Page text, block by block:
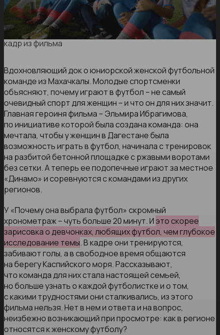
кадр из фильма
Вдохновляющий док о юниорской женской футбольной
команде из Махачкалы. Молодые спортсменки
объясняют, почему играют в футбол – не самый
очевидный спорт для женщин – и что он для них значит.
Главная героиня фильма – Эльмира Ибрагимова,
по инициативе которой была создана команда: она
мечтала, чтобы у женщин в Дагестане была
возможность играть в футбол, начинала с тренировок
на разбитой бетонной площадке с ржавыми воротами
без сетки. А теперь ее подопечные играют за местное
«Динамо» и соревнуются с командами из других
регионов.
У «Почему она выбрала футбол» скромный
хронометраж – чуть больше 20 минут. Иэто скорее
зарисовка о девчонках, любящих футбол, чем глубокое
исследование темы. В кадре они тренируются,
забивают голы, а в свободное время общаются
на берегу Каспийского моря. Рассказывают,
что команда для них стала настоящей семьей,
но больше узнать о каждой футболистке и о том,
с какими трудностями они сталкивались, из этого
фильма нельзя. Нет в нем и ответа и на вопрос,
неизбежно возникающий при просмотре: как в регионе
относятся к женскому футболу?